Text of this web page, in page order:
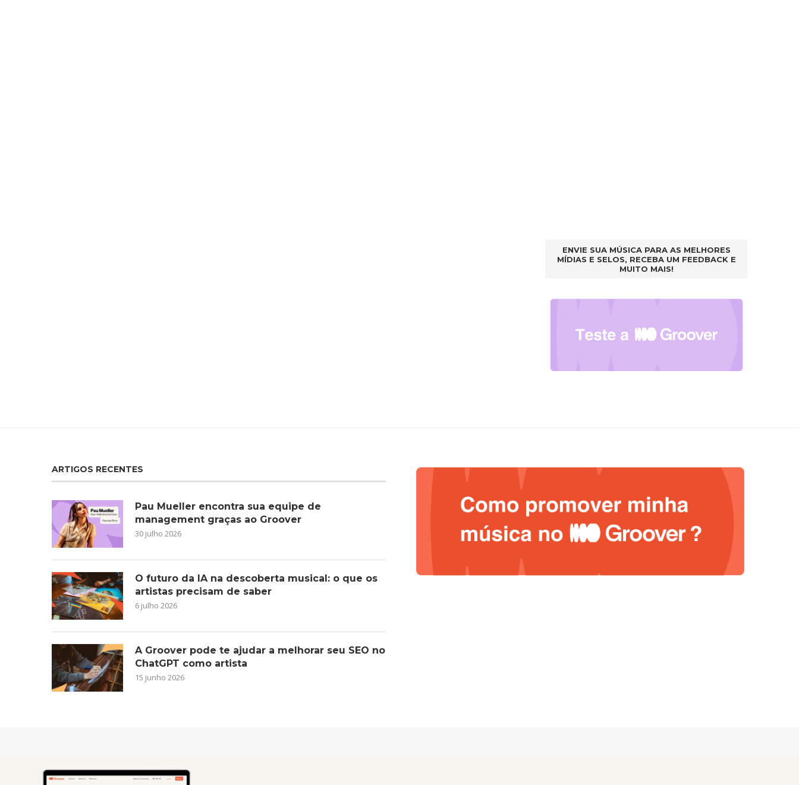
ENVIE SUA MÚSICA PARA AS MELHORES
MÍDIAS E SELOS, RECEBA UM FEEDBACK E
MUITO MAIS!
ARTIGOS RECENTES
Pau Mueller encontra sua equipe de
management graças ao Groover
30 julho 2026
O futuro da IA na descoberta musical: o que os
artistas precisam de saber
6 julho 2026
A Groover pode te ajudar a melhorar seu SEO no
ChatGPT como artista
15 junho 2026